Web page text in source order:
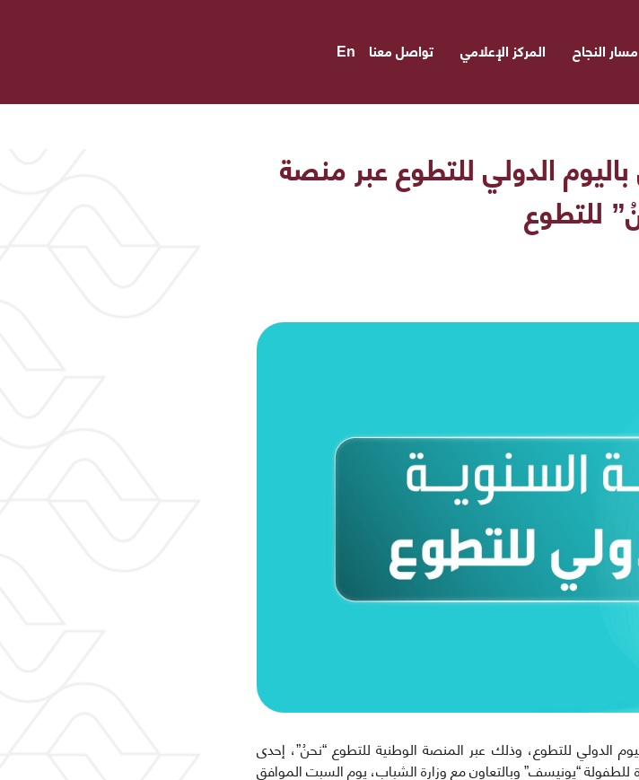
مسار النجاح المركز الإعلامي تواصل معنا En
الدولي للتطوع عبر منصة
للتطوع
الدولي للتطوع، وذلك عبر المنصة الوطنية للتطوع “نحنُ”، إحدى
للطفولة “يونيسف” وبالتعاون مع وزارة الشباب، يوم السبت الموافق